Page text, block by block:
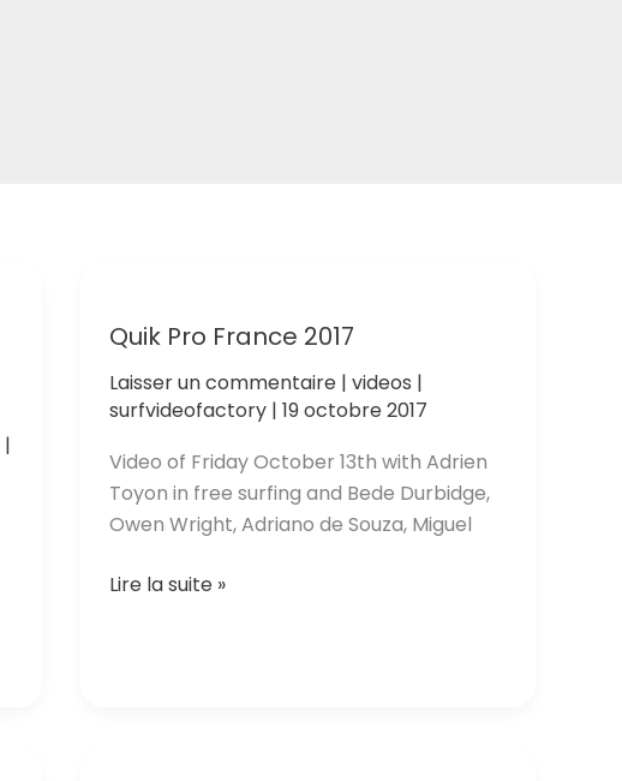
|
Quik Pro France 2017
Laisser un commentaire |videos |
surfvideofactory |19 octobre 2017
Video of Friday October 13th with Adrien
Toyon in free surfing and Bede Durbidge,
Owen Wright, Adriano de Souza, Miguel
Quik
Lire la suite »